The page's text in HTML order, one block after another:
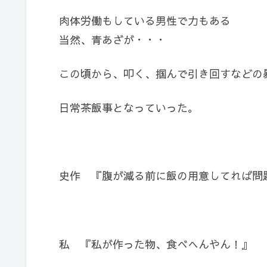
肉体労働もしている男性で力もある
当然、青あざが・・・
この頃から、叩く、掴んで引き回すなどの
日常茶飯事となっていった。
史作 『腹が減る前に飯の用意してれば問
私 『私が作った物、食べへんやん！』